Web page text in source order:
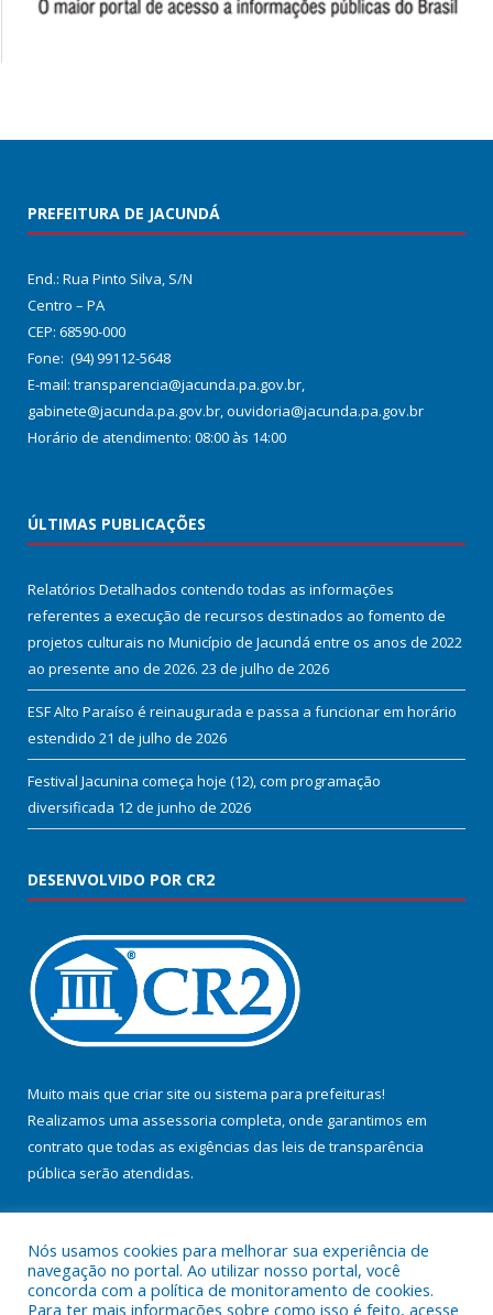
PREFEITURA DE JACUNDÁ
End.: Rua Pinto Silva, S/N
Centro – PA
CEP: 68590-000
Fone: (94) 99112-5648
E-mail: transparencia@jacunda.pa.gov.br,
gabinete@jacunda.pa.gov.br, ouvidoria@jacunda.pa.gov.br
Horário de atendimento: 08:00 às 14:00
ÚLTIMAS PUBLICAÇÕES
Relatórios Detalhados contendo todas as informações
referentes a execução de recursos destinados ao fomento de
projetos culturais no Município de Jacundá entre os anos de 2022
ao presente ano de 2026. 23 de julho de 2026
ESF Alto Paraíso é reinaugurada e passa a funcionar em horário
estendido 21 de julho de 2026
Festival Jacunina começa hoje (12), com programação
diversificada 12 de junho de 2026
DESENVOLVIDO POR CR2
Muito mais que criar site ou sistema para prefeituras!
Realizamos uma assessoria completa, onde garantimos em
contrato que todas as exigências das leis de transparência
pública serão atendidas.
Nós usamos cookies para melhorar sua experiência de
navegação no portal. Ao utilizar nosso portal, você
concorda com a política de monitoramento de cookies.
Para ter mais informações sobre como isso é feito, acesse